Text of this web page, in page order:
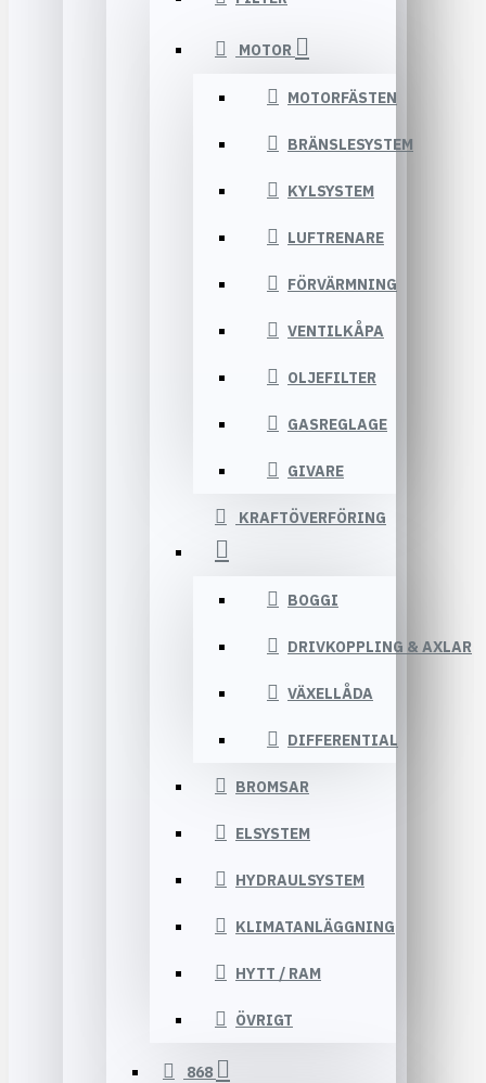
MOTOR
MOTORFÄSTEN
BRÄNSLESYSTEM
KYLSYSTEM
LUFTRENARE
FÖRVÄRMNING
VENTILKÅPA
OLJEFILTER
GASREGLAGE
GIVARE
KRAFTÖVERFÖRING
BOGGI
DRIVKOPPLING & AXLAR
VÄXELLÅDA
DIFFERENTIAL
BROMSAR
ELSYSTEM
HYDRAULSYSTEM
KLIMATANLÄGGNING
HYTT / RAM
ÖVRIGT
868